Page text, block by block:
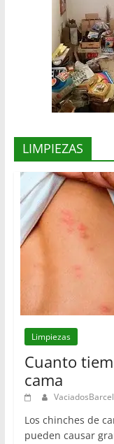
LIMPIEZAS
Limpiezas
Cuanto
cama
Los chinches de
pueden causar